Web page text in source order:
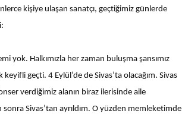
kişiye ulaşan sanatçı, geçtiğimiz günlerde
yok. Halkımızla her zaman buluşma şansımız
geçti. 4 Eylül’de de Sivas’ta olacağım. Sivas
verdiğimiz alanın biraz ilerisinde aile
Sivas’tan ayrıldım. O yüzden memleketimde